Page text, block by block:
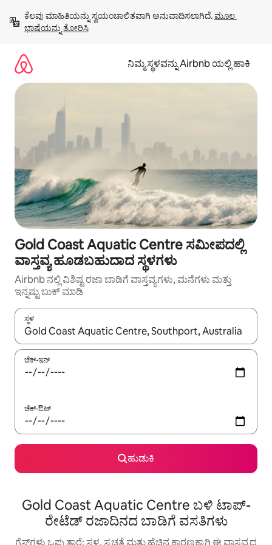
ಹೋಗಿ
ಕೆಲವು ಮಾಹಿತಿಯನ್ನು ಸ್ವಯಂಚಾಲಿತವಾಗಿ ಅನುವಾದಿಸಲಾಗಿದೆ. ಮೂಲ
ಭಾಷೆಯನ್ನು ತೋರಿಸಿ
ನಿಮ್ಮ ಸ್ಥಳವನ್ನು Airbnb ಯಲ್ಲಿ ಹಾಕಿ
Gold Coast Aquatic Centre ಸಮೀಪದಲ್ಲಿ
ವಾಸ್ತವ್ಯ ಹೂಡಬಹುದಾದ ಸ್ಥಳಗಳು
Airbnb ನಲ್ಲಿ ವಿಶಿಷ್ಟ ರಜಾ ಬಾಡಿಗೆ ವಾಸ್ತವ್ಯಗಳು, ಮನೆಗಳು ಮತ್ತು
ಇನ್ನಷ್ಟು ಬುಕ್ ಮಾಡಿ
ಸ್ಥಳ
ಫಲಿತಾಂಶಗಳು ಲಭ್ಯವಿರುವಾಗ, ಅಪ್ ಮತ್ತು ಡೌನ್ ಬಾಣದ ಕೀಲಿಗಳೊಂದಿಗೆ
ಚೆಕ್-ಇನ್
ಚೆಕ್-ಔಟ್
ಹುಡುಕಿ
Gold Coast Aquatic Centre ಬಳಿ ಟಾಪ್-
ರೇಟೆಡ್ ರಜಾದಿನದ ಬಾಡಿಗೆ ವಸತಿಗಳು
ಗೆಸ್ಟ್‌ಗಳು ಒಪ್ಪುತ್ತಾರೆ: ಸ್ಥಳ, ಸ್ವಚ್ಛತೆ ಮತ್ತು ಹೆಚ್ಚಿನ ಕಾರಣಕ್ಕಾಗಿ ಈ ವಾಸ್ತವ್ಯದ